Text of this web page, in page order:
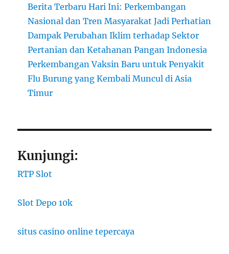
Berita Terbaru Hari Ini: Perkembangan
Nasional dan Tren Masyarakat Jadi Perhatian
Dampak Perubahan Iklim terhadap Sektor
Pertanian dan Ketahanan Pangan Indonesia
Perkembangan Vaksin Baru untuk Penyakit
Flu Burung yang Kembali Muncul di Asia
Timur
Kunjungi:
RTP Slot
Slot Depo 10k
situs casino online tepercaya